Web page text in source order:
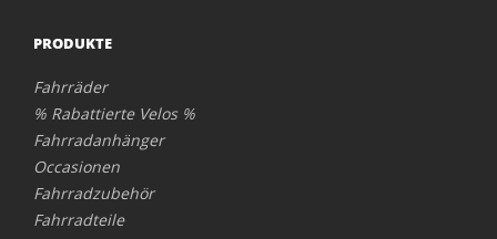
PRODUKTE
Fahrräder
% Rabattierte Velos %
Fahrradanhänger
Occasionen
Fahrradzubehör
Fahrradteile